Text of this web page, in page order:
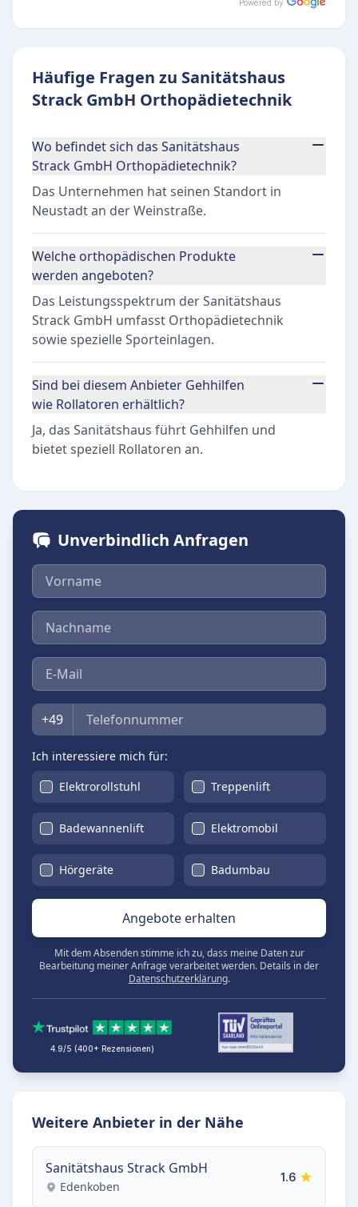
Powered by
Häufige Fragen zu Sanitätshaus
Strack GmbH Orthopädietechnik
Wo befindet sich das Sanitätshaus
Strack GmbH Orthopädietechnik?
Das Unternehmen hat seinen Standort in
Neustadt an der Weinstraße.
Welche orthopädischen Produkte
werden angeboten?
Das Leistungsspektrum der Sanitätshaus
Strack GmbH umfasst Orthopädietechnik
sowie spezielle Sporteinlagen.
Sind bei diesem Anbieter Gehhilfen
wie Rollatoren erhältlich?
Ja, das Sanitätshaus führt Gehhilfen und
bietet speziell Rollatoren an.
Unverbindlich Anfragen
Vorname
Nachname
E-Mail
Telefon
+49
Ich interessiere mich für:
Elektrorollstuhl
Treppenlift
Badewannenlift Elektromobil
Hörgeräte Badumbau
Angebote erhalten
Mit dem Absenden stimme ich zu, dass meine Daten zur
Bearbeitung meiner Anfrage verarbeitet werden. Details in der
Datenschutzerklärung.
4.9/5 (400+ Rezensionen)
Weitere Anbieter in der Nähe
Sanitätshaus Strack GmbH
Edenkoben
1.6